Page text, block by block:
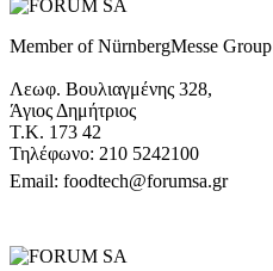
Member of NürnbergMesse Group
Λεωφ. Βουλιαγμένης 328,
Άγιος Δημήτριος
Τ.Κ. 173 42
Τηλέφωνο: 210 5242100
Email: foodtech@forumsa.gr